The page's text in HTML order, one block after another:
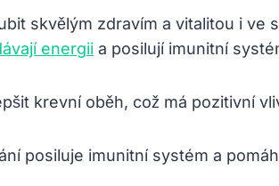
skvělým zdravím a vitalitou i ve
energii a posilují imunitní
krevní oběh, což má pozitivní
posiluje imunitní systém a